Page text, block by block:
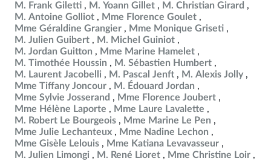
M. Frank Giletti
M. Yoann Gillet
M. Christian Girard
M. Antoine Golliot
Mme Florence Goulet
Mme Géraldine Grangier
Mme Monique Griseti
M. Julien Guibert
M. Michel Guiniot
M. Jordan Guitton
Mme Marine Hamelet
M. Timothée Houssin
M. Sébastien Humbert
M. Laurent Jacobelli
M. Pascal Jenft
M. Alexis Jolly
Mme Tiffany Joncour
M. Édouard Jordan
Mme Sylvie Josserand
Mme Florence Joubert
Mme Hélène Laporte
Mme Laure Lavalette
M. Robert Le Bourgeois
Mme Marine Le Pen
Mme Julie Lechanteux
Mme Nadine Lechon
Mme Gisèle Lelouis
Mme Katiana Levavasseur
M. Julien Limongi
M. René Lioret
Mme Christine Loir